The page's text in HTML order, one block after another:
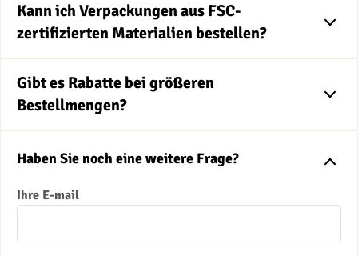
Kann ich Verpackungen aus FSC-
zertifizierten Materialien bestellen?
Gibt es Rabatte bei größeren
Bestellmengen?
Haben Sie noch eine weitere Frage?
Ihre E-mail